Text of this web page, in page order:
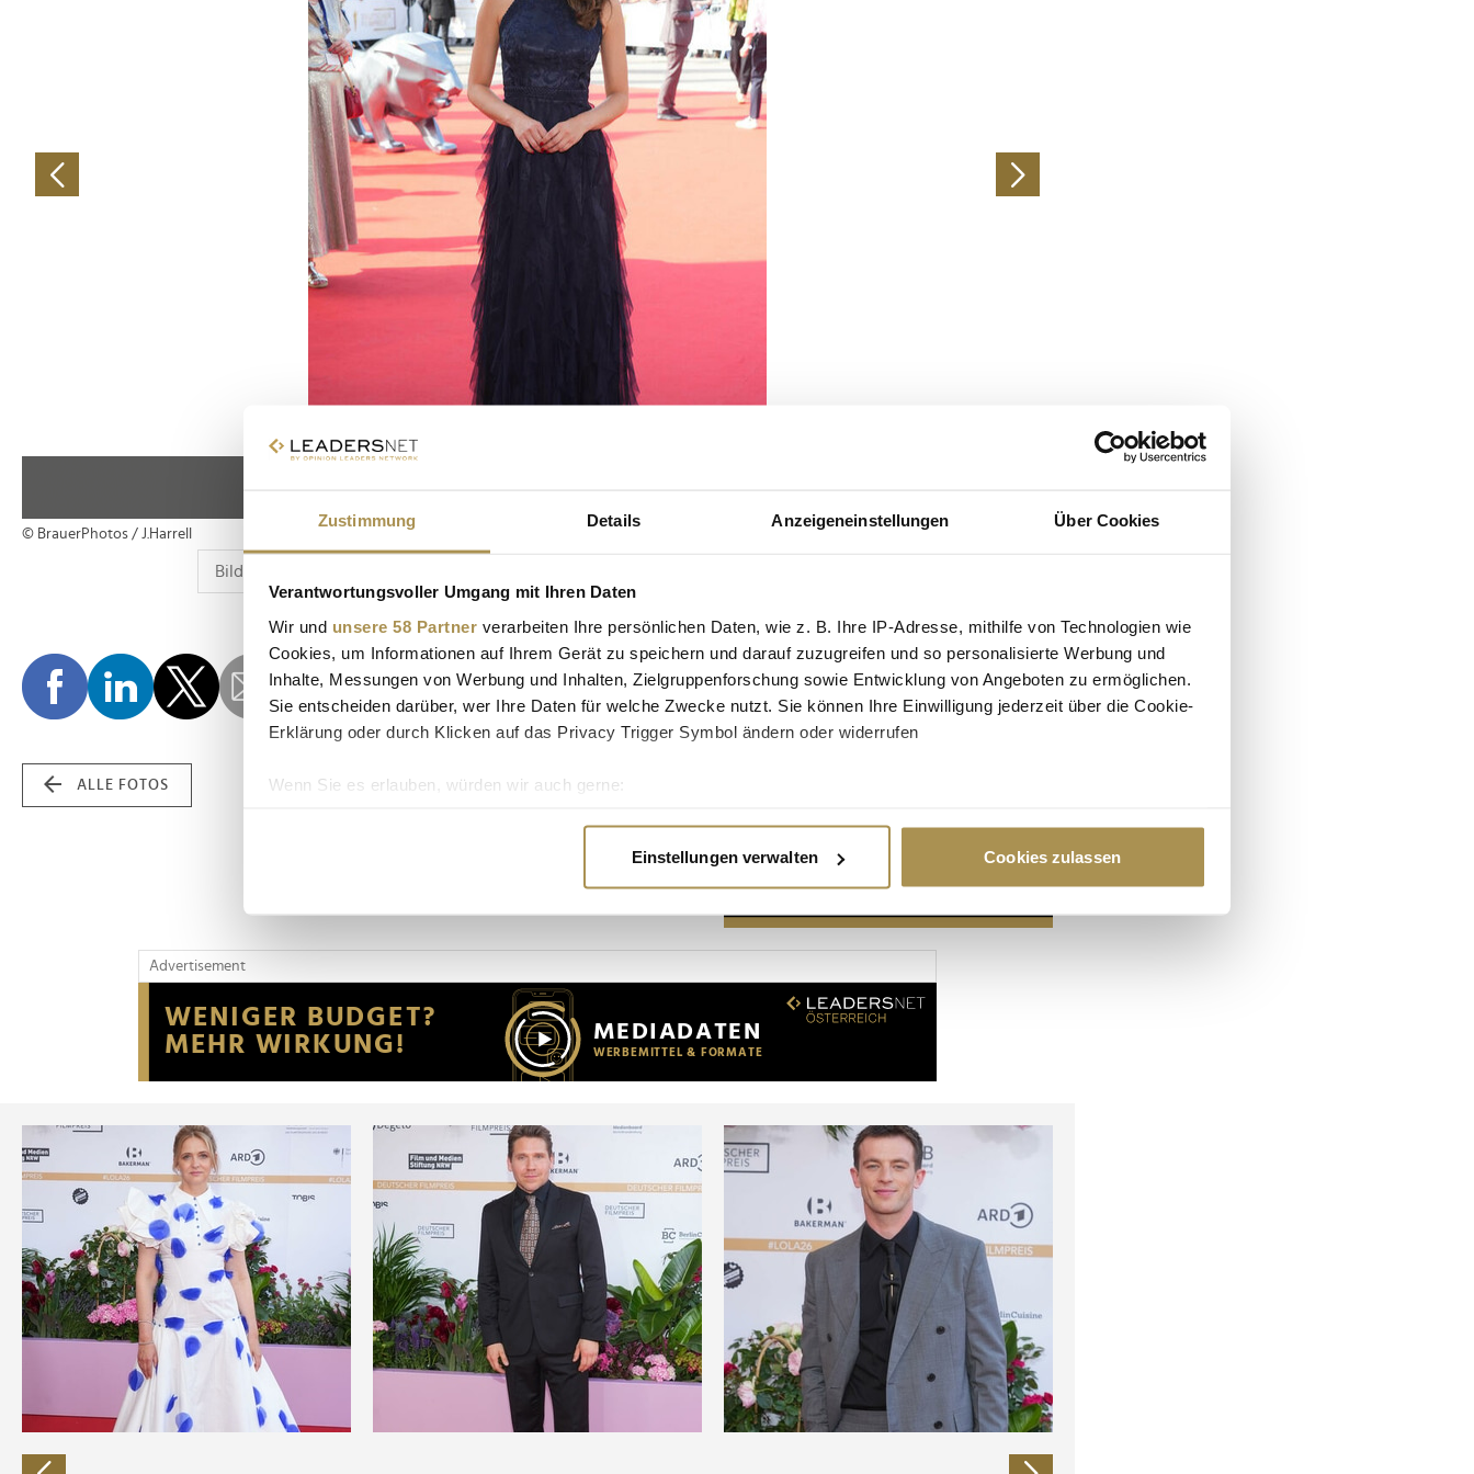
Zustimmung Details Anzeigeneinstellungen Über Cookies
Verantwortungsvoller Umgang mit Ihren Daten
Wir und unsere 58 Partner verarbeiten Ihre persönlichen Daten, wie z. B. Ihre IP-Adresse, mithilfe von Technologien wie
Cookies, um Informationen auf Ihrem Gerät zu speichern und darauf zuzugreifen und so personalisierte Werbung und
Inhalte, Messungen von Werbung und Inhalten, Zielgruppenforschung sowie Entwicklung von Angeboten zu ermöglichen.
Sie entscheiden darüber, wer Ihre Daten für welche Zwecke nutzt. Sie können Ihre Einwilligung jederzeit über die Cookie-
Erklärung oder durch Klicken auf das Privacy Trigger Symbol ändern oder widerrufen
Wenn Sie es erlauben, würden wir auch gerne:
Erfahren Sie mehr darüber, wie Ihre persönlichen Daten verarbeitet werden, und legen Sie Ihre Präferenzen im
Wir verwenden Cookies, um Inhalte und Anzeigen zu personalisieren, Funktionen für soziale Medien anbieten zu können
Website an unsere Partner für soziale Medien, Werbung und Analysen weiter. Unsere Partner führen diese Informationen
möglicherweise mit weiteren Daten zusammen, die Sie ihnen bereitgestellt haben oder die sie im Rahmen Ihrer Nutzung
der Dienste gesammelt haben.
Einstellungen verwalten Cookies zulassen
© BrauerPhotos / J.Harrell
ALLE FOTOS
Advertisement
Advertisement